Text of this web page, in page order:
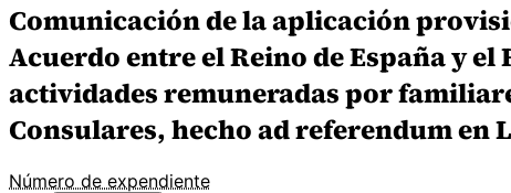
Comunicación de la aplicación
Acuerdo entre el Reino de España y
actividades remuneradas por
Consulares, hecho ad referendum en
Número de expendiente